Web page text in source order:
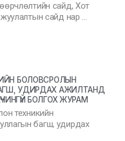
сайд, Хот
сайд нар …
БОЛОВСРОЛЫН
УДИРДАХ АЖИЛТАНД
БОЛГОХ ЖУРАМ
техникийн
багш, удирдах